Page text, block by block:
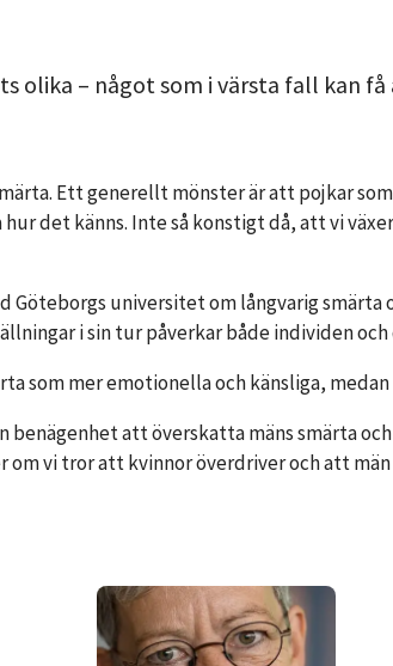
olika – något som i värsta fall kan
Ett generellt mönster är att pojkar
det känns. Inte så konstigt då, att vi
universitet om långvarig
i sin tur påverkar både individen
som mer emotionella och känsliga,
benägenhet att överskatta mäns smärta
vi tror att kvinnor överdriver och att